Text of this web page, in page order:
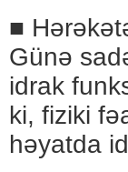
■
Günə
idrak
ki, fiziki
həyatda